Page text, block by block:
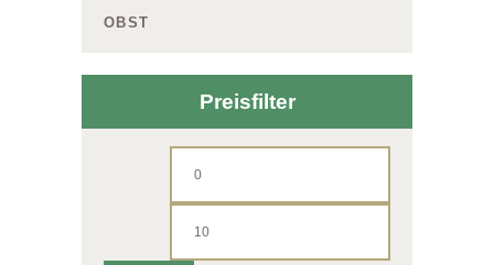
OBST
Preisfilter